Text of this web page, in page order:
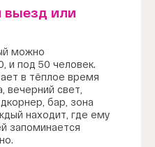
выезд или
можно
и под 50 человек.
в тёплое время
вечерний свет,
бар, зона
находит, где ему
запоминается